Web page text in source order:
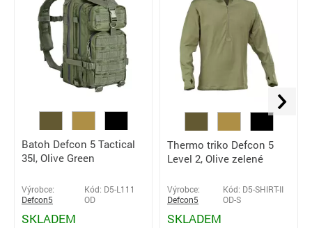
Batoh Defcon 5 Tactical
35l, Olive Green
Výrobce:
Defcon5
Kód: D5-L111
OD
SKLADEM
Thermo triko Defcon 5
Level 2, Olive zelené
Výrobce:
Defcon5
Kód: D5-SHIRT-II
OD-S
SKLADEM